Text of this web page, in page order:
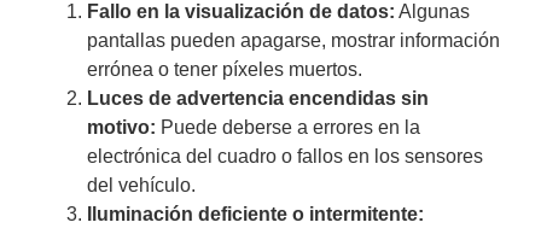
Fallo en la visualización de datos: Algunas
pantallas pueden apagarse, mostrar información
errónea o tener píxeles muertos.
Luces de advertencia encendidas sin
motivo: Puede deberse a errores en la
electrónica del cuadro o fallos en los sensores
del vehículo.
Iluminación deficiente o intermitente: